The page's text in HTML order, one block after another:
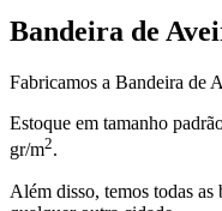
Bandeira de
Fabricamos a Bandeira de
Estoque em tamanho
gr/m2.
Além disso, temos todas